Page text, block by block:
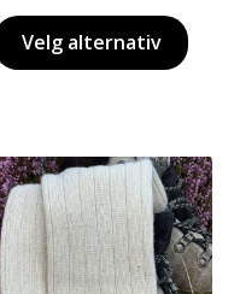
Velg alternativ
Dette
produktet
har
flere